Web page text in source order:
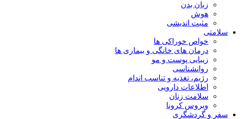
زبان بدن
هوش
مثبت اندیشی
سلامتی
خواص خوراکی ها
درمان های خانگی و بیماری ها
زیبایی پوست و مو
روانشناسی
رژیم، تغذیه و تناسب اندام
اطلاعات دارویی
سلامت زنان
ویروس کرونا
سفر و گردشگری